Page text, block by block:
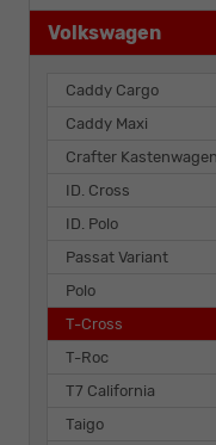
Volkswagen
Caddy Cargo
Caddy Maxi
Crafter Kastenwagen
ID. Cross
ID. Polo
Passat Variant
Polo
T-Cross
T-Roc
T7 California
Taigo